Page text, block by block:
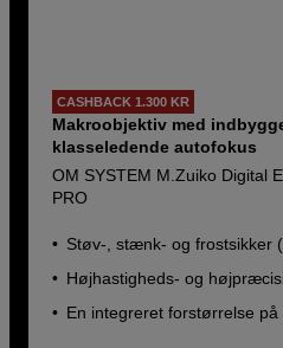
CASHBACK 1.300 KR
Makroobjektiv med
klasseledende autofokus
OM SYSTEM M.Zuiko Digital
PRO
Støv-, stænk- og frostsikker
Højhastigheds- og
En integreret forstørrelse på